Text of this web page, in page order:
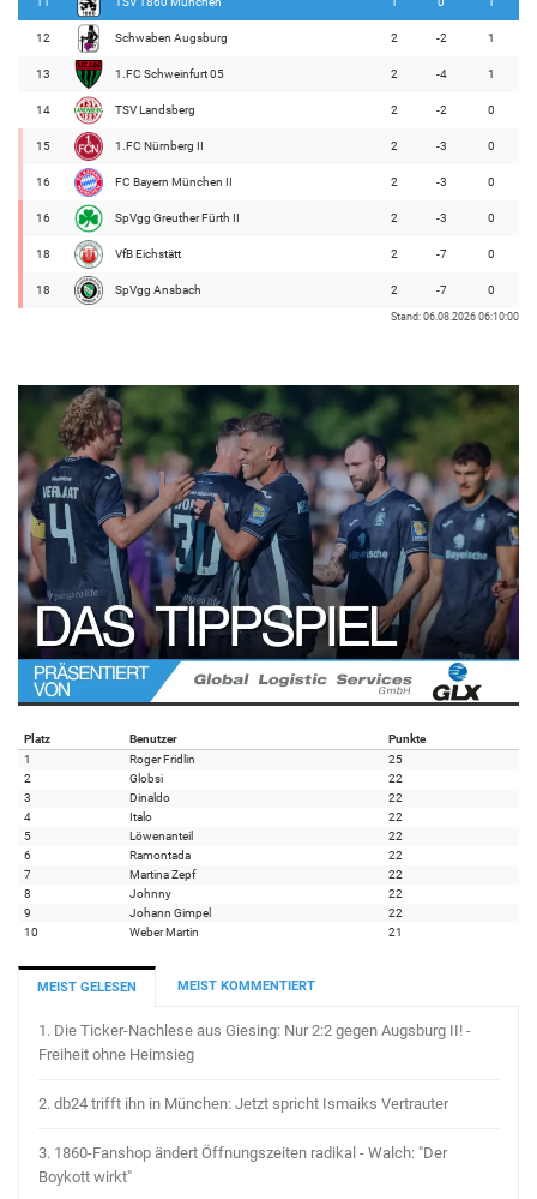
12 Schwaben Augsburg 2 -2 1
13 1.FC Schweinfurt 05 2 -4 1
14 TSV Landsberg 2 -2 0
15 1.FC Nürnberg II 2 -3 0
16 FC Bayern München II 2 -3 0
16 SpVgg Greuther Fürth II 2 -3 0
18 VfB Eichstätt 2 -7 0
18 SpVgg Ansbach 2 -7 0
Stand: 06.08.2026 06:10:00
Platz Benutzer
Punkte
1
Roger Fridlin
25
2
Globsi
22
3
Dinaldo
22
4
Italo
22
5
Löwenanteil
22
6
Ramontada
22
7
Martina Zepf
22
8
Johnny
22
9
Johann Gimpel
22
10
Weber Martin 21
MEIST GELESEN MEIST KOMMENTIERT
1. Die Ticker-Nachlese aus Giesing: Nur 2:2 gegen Augsburg II! -
Freiheit ohne Heimsieg
2. db24 trifft ihn in München: Jetzt spricht Ismaiks Vertrauter
3. 1860-Fanshop ändert Öffnungszeiten radikal - Walch: "Der
Boykott wirkt"